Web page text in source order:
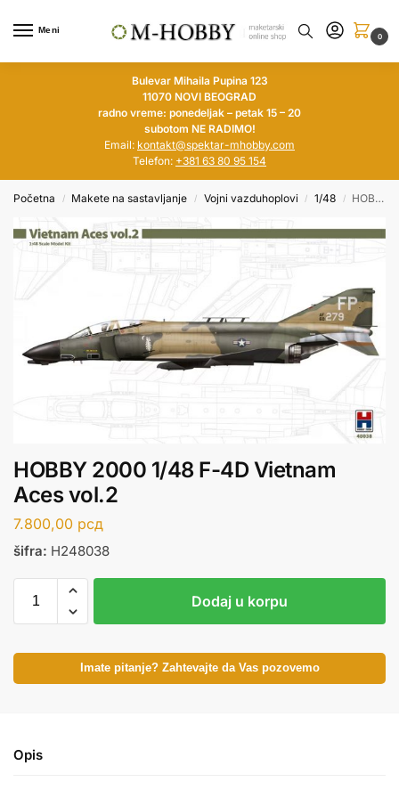
Meni
0
Bulevar Mihaila Pupina 123
11070 NOVI BEOGRAD
radno vreme: ponedeljak – petak 15 – 20
subotom NE RADIMO!
Email: kontakt@spektar-mhobby.com
Telefon: +381 63 80 95 154
Početna / Makete na sastavljanje / Vojni vazduhoplovi / 1/48 / HOBBY 2000 1/48 F-4D Vietnam Aces vol.2
HOBBY 2000 1/48 F-4D Vietnam
Aces vol.2
7.800,00 рсд
šifra: H248038
Dodaj u korpu
Imate pitanje? Zahtevajte da Vas pozovemo
Opis